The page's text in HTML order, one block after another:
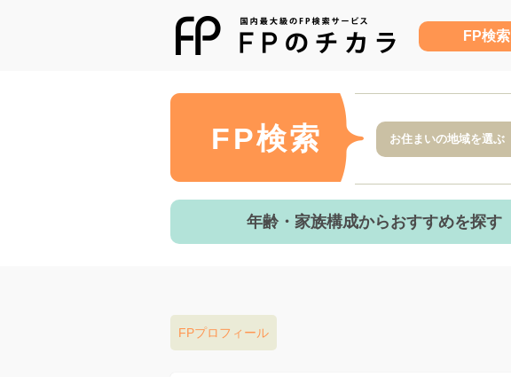
FP検索
FP検索
年齢・家族構成からおすすめを探す
FPプロフィール